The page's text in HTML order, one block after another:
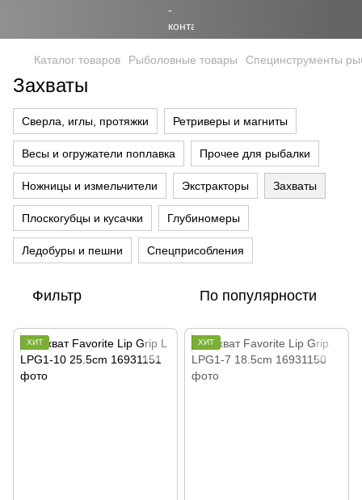
Каталог товаров Рыболовные товары Специнструменты
Захваты
Сверла, иглы, протяжки Ретриверы и магниты
Весы и oгружатели поплавка Прочее для рыбалки
Ножницы и измельчители Экстракторы Захваты
Плоскогубцы и кусачки Глубиномеры
Ледобуры и пешни Спецприсобления
Фильтр По популярности
ХИТ ХИТ